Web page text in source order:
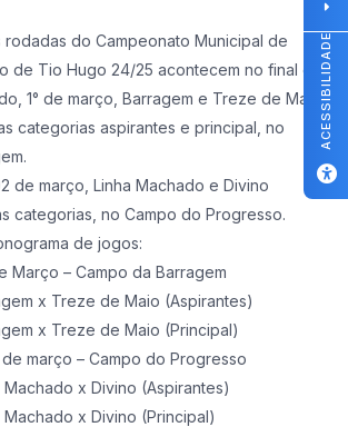
rodadas do Campeonato Municipal de
de Tio Hugo 24/25 acontecem no final de
1° de março, Barragem e Treze de Maio
categorias aspirantes e principal, no
de março, Linha Machado e Divino
categorias, no Campo do Progresso.
de jogos:
Março – Campo da Barragem
x Treze de Maio (Aspirantes)
x Treze de Maio (Principal)
março – Campo do Progresso
Machado x Divino (Aspirantes)
Machado x Divino (Principal)
ACESSIBILIDADE